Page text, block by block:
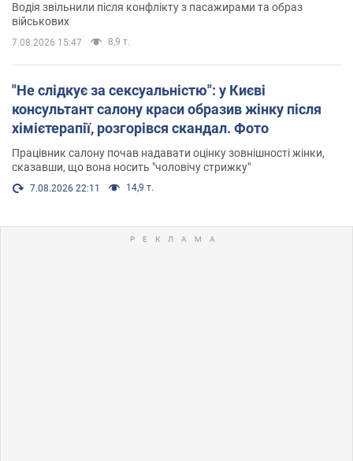
Водія звільнили після конфлікту з пасажирами та образ
військових
7.08.2026 15:47 8,9 т.
"Не слідкує за сексуальністю": у Києві
консультант салону краси образив жінку після
хімієтерапії, розгорівся скандал. Фото
Працівник салону почав надавати оцінку зовнішності жінки,
сказавши, що вона носить "чоловічу стрижку"
7.08.2026 22:11 14,9 т.